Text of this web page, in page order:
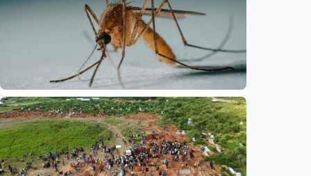
Internasional
Satu nyawa melayang, virus West Nile
kembali mengintai Israel
Indonesia•07 Aug 2026